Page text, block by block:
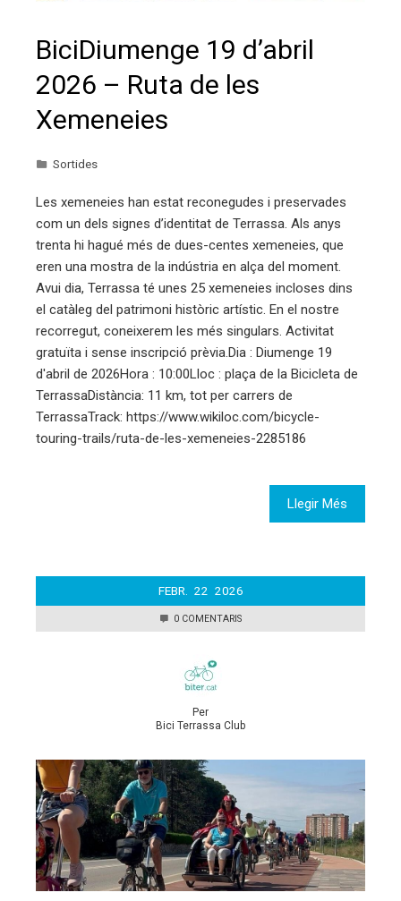
BiciDiumenge 19 d’abril
2026 – Ruta de les
Xemeneies
Sortides
Les xemeneies han estat reconegudes i preservades
com un dels signes d’identitat de Terrassa. Als anys
trenta hi hagué més de dues-centes xemeneies, que
eren una mostra de la indústria en alça del moment.
Avui dia, Terrassa té unes 25 xemeneies incloses dins
el catàleg del patrimoni històric artístic. En el nostre
recorregut, coneixerem les més singulars. Activitat
gratuïta i sense inscripció prèvia.Dia : Diumenge 19
d'abril de 2026Hora : 10:00Lloc : plaça de la Bicicleta de
TerrassaDistància: 11 km, tot per carrers de
TerrassaTrack: https://www.wikiloc.com/bicycle-
touring-trails/ruta-de-les-xemeneies-2285186
Llegir Més
FEBR. 22 2026
0 COMENTARIS
Per
Bici Terrassa Club